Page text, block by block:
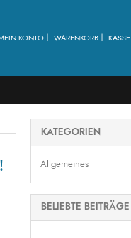
KONTO WARENKORB KASSE
KATEGORIEN
Allgemeines
BELIEBTE BEITRÄGE